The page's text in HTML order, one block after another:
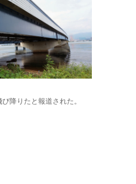
降りたと報道された。